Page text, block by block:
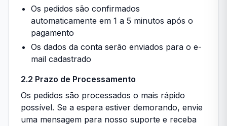
Os pedidos são confirmados
automaticamente em 1 a 5 minutos após o
pagamento
Os dados da conta serão enviados para o e-
mail cadastrado
2.2 Prazo de Processamento
Os pedidos são processados o mais rápido
possível. Se a espera estiver demorando, envie
uma mensagem para nosso suporte e receba